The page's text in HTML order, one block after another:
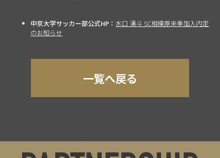
中京大学サッカー部公式HP：水口 湧斗 SC相模原来季加入内定
のお知らせ
一覧へ戻る